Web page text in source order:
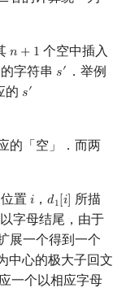
𝑛 + 1
n +1
个空中插入
的字符串 𝑠′
s′ ．举例
的 𝑠′
s′
的「空」．而两
置 𝑖
i ，𝑑1[𝑖]
d1[i 所描
字母结尾，由于
展一个得到一个
中心的极大子回文
一个以相应字母